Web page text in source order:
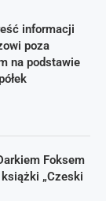
informacji
poza
na podstawie
Foksem
„Czeski